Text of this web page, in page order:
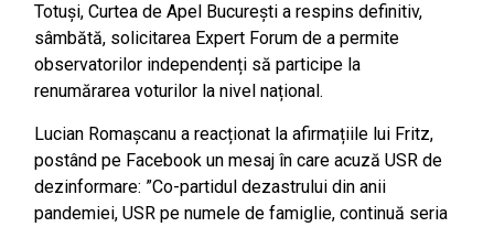
Totuși, Curtea de Apel București a respins definitiv,
sâmbătă, solicitarea Expert Forum de a permite
observatorilor independenți să participe la
renumărarea voturilor la nivel național.
Lucian Romașcanu a reacționat la afirmațiile lui Fritz,
postând pe Facebook un mesaj în care acuză USR de
dezinformare: ”Co-partidul dezastrului din anii
pandemiei, USR pe numele de famiglie, continuă seria